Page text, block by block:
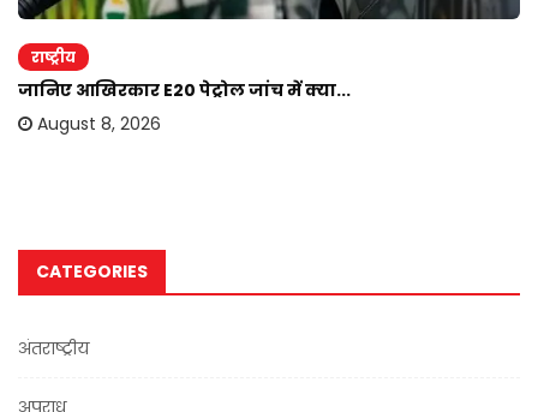
राष्ट्रीय
जानिए आखिरकार E20 पेट्रोल जांच में क्या...
August 8, 2026
CATEGORIES
अंतराष्ट्रीय
अपराध